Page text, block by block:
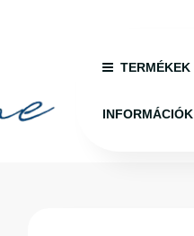
TERMÉKEK
INFORMÁCIÓK